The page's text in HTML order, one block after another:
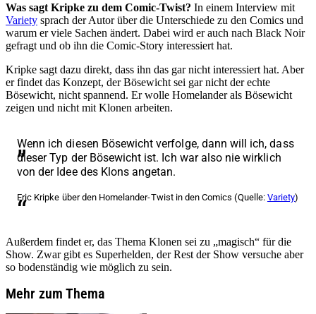
Was sagt Kripke zu dem Comic-Twist? In einem Interview mit
Variety sprach der Autor über die Unterschiede zu den Comics und
warum er viele Sachen ändert. Dabei wird er auch nach Black Noir
gefragt und ob ihn die Comic-Story interessiert hat.
Kripke sagt dazu direkt, dass ihn das gar nicht interessiert hat. Aber
er findet das Konzept, der Bösewicht sei gar nicht der echte
Bösewicht, nicht spannend. Er wolle Homelander als Bösewicht
zeigen und nicht mit Klonen arbeiten.
Wenn ich diesen Bösewicht verfolge, dann will ich, dass
dieser Typ der Bösewicht ist. Ich war also nie wirklich
von der Idee des Klons angetan.
Eric Kripke über den Homelander-Twist in den Comics (Quelle: Variety)
Außerdem findet er, das Thema Klonen sei zu magisch
für die
Show. Zwar gibt es Superhelden, der Rest der Show versuche aber
so bodenständig wie möglich zu sein.
Mehr zum Thema